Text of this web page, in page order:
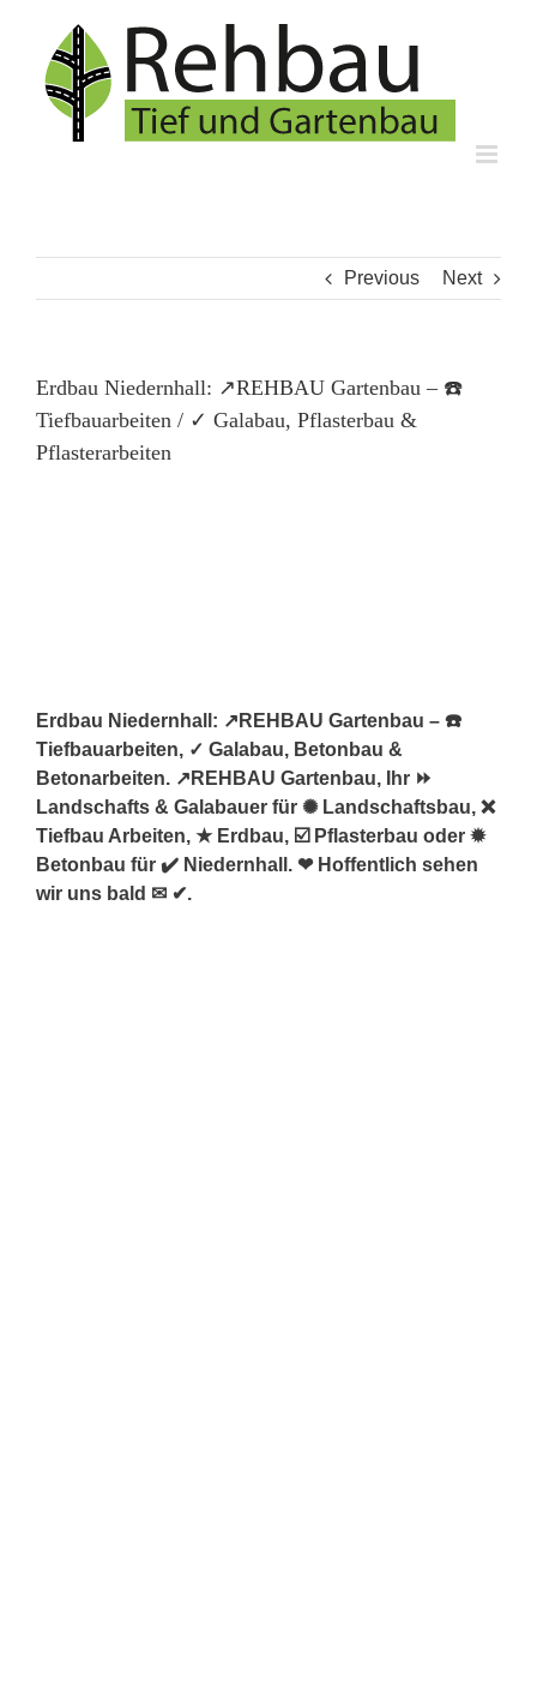
content
Previous Next
Erdbau Niedernhall: ↗️REHBAU Gartenbau – ☎️
Tiefbauarbeiten / ✓ Galabau, Pflasterbau &
Pflasterarbeiten
Erdbau Niedernhall: ↗️REHBAU Gartenbau – ☎️
Tiefbauarbeiten, ✓ Galabau, Betonbau &
Betonarbeiten. ↗️REHBAU Gartenbau, Ihr ⏩
Landschafts & Galabauer für ✺ Landschaftsbau, ❌
Tiefbau Arbeiten, ★ Erdbau, ☑️ Pflasterbau oder ✹
Betonbau für ✔️ Niedernhall. ❤ Hoffentlich sehen
wir uns bald ✉ ✔.